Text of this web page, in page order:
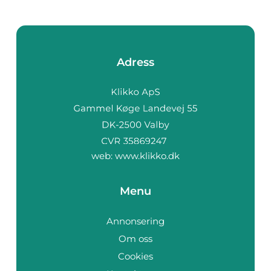
Adress
web: www.klikko.dk
Menu
Annonsering
Om oss
Cookies